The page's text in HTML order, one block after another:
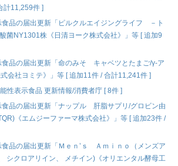
計11,259件 ]
品の届出更新「ピルクルエイジングライフ －ト
菌NY1301株《日清ヨーク株式会社》」等 [ 追加9
品の届出更新「命のみそ キャベツとたまご/γ-ア
会社ヨミテ》」等 [ 追加11件 / 合計11,241件 ]
性表示食品 更新情報/消費者庁 [ 8件 ]
品の届出更新「ナップル 肝脂サプリ/グロビン由
《エムジーファーマ株式会社》」等 [ 追加23件 /
品の届出更新「Ｍｅｎ’ｓ Ａｍｉｎｏ（メンズア
シクロアリイン、 メチイン)《オリエンタル酵母工